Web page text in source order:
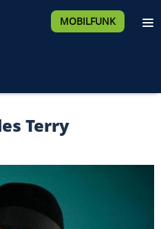
MOBILFUNK
Terry